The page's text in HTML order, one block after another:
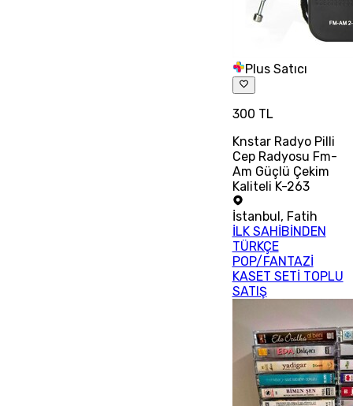
Plus Satıcı
300 TL
Knstar Radyo Pilli
Cep Radyosu Fm-
Am Güçlü Çekim
Kaliteli K-263
İstanbul, Fatih
İLK SAHİBİNDEN
TÜRKÇE
POP/FANTAZİ
KASET SETİ TOPLU
SATIŞ